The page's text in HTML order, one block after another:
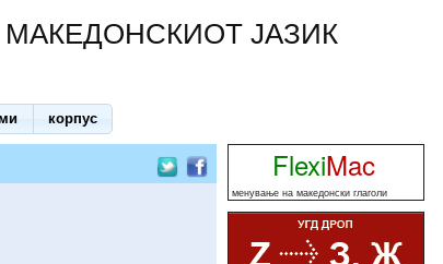
ЈАЗИК
корпус
FlexiMac
менување на македонски глаголи